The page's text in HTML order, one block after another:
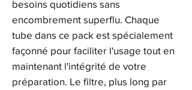
besoins quotidiens sans
encombrement superflu. Chaque
tube dans ce pack est spécialement
façonné pour faciliter l'usage tout en
maintenant l'intégrité de votre
préparation. Le filtre, plus long par